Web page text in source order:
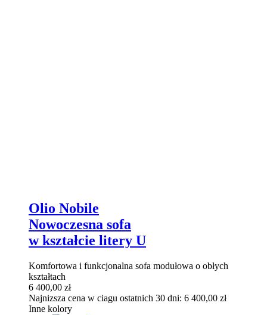
Olio Nobile
Nowoczesna sofa
w kształcie litery U
Komfortowa i funkcjonalna sofa modułowa o obłych
kształtach
6 400,00 zł
Najnizsza cena w ciagu ostatnich 30 dni: 6 400,00 zł
Inne kolory